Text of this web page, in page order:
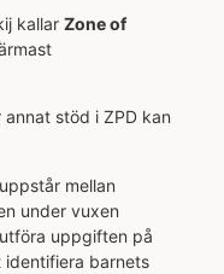
kallar Zone of
stöd i ZPD kan
mellan
under vuxen
uppgiften på
identifiera barnets